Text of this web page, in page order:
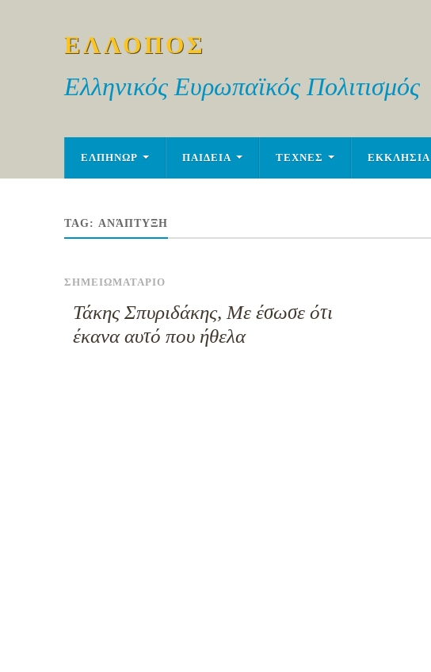
ΕΛΛΟΠΟΣ
Ελληνικός Ευρωπαϊκός Πολιτισμός
ΕΛΠΗΝΩΡ ΠΑΙΔΕΙΑ ΤΕΧΝΕΣ ΕΚΚΛΗΣΙΑ
TAG: ΑΝΆΠΤΥΞΗ
ΣΗΜΕΙΩΜΑΤΑΡΙΟ
Τάκης Σπυριδάκης, Με έσωσε ότι
έκανα αυτό που ήθελα